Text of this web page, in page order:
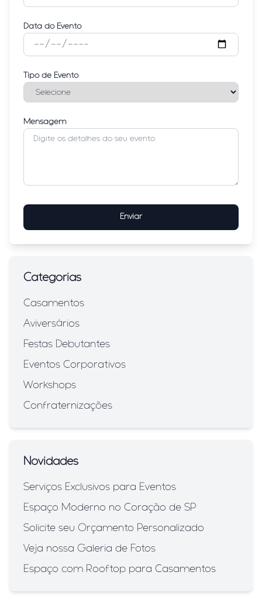
Data do Evento
Tipo de Evento
Mensagem
Enviar
Categorias
Casamentos
Aviversários
Festas Debutantes
Eventos Corporativos
Workshops
Confraternizações
Novidades
Serviços Exclusivos para Eventos
Espaço Moderno no Coração de SP
Solicite seu Orçamento Personalizado
Veja nossa Galeria de Fotos
Espaço com Rooftop para Casamentos